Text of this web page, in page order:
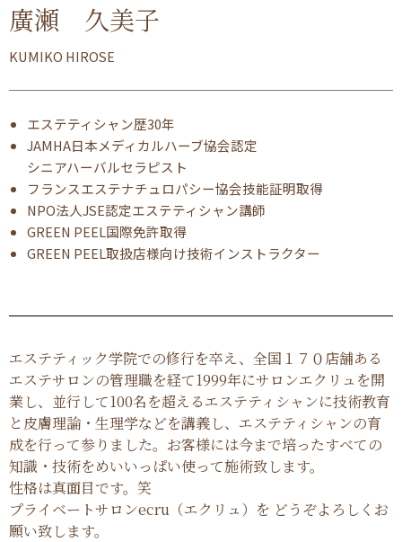
廣瀬 久美子
KUMIKO HIROSE
エステティシャン歴30年
JAMHA日本メディカルハーブ協会認定
シニアハーバルセラピスト
フランスエステナチュロパシー協会技能証明取得
NPO法人JSE認定エステティシャン講師
GREEN PEEL国際免許取得
GREEN PEEL取扱店様向け技術インストラクター
エステティック学院での修行を卒え、全国１７０店舗ある
エステサロンの管理職を経て1999年にサロンエクリュを開
業し、並行して100名を超えるエステティシャンに技術教育
と皮膚理論・生理学などを講義し、エステティシャンの育
成を行って参りました。お客様には今まで培ったすべての
知識・技術をめいいっぱい使って施術致します。
性格は真面目です。笑
プライベートサロンecru（エクリュ）を どうぞよろしくお
願い致します。